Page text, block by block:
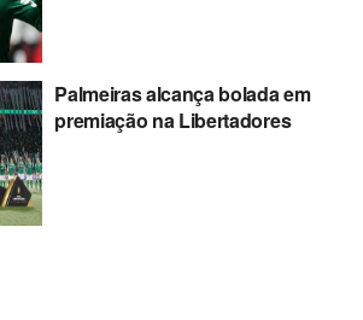
Palmeiras alcança bolada em
premiação na Libertadores